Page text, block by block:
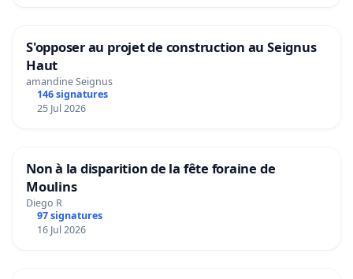
S'opposer au projet de construction au Seignus
Haut
amandine Seignus
146 signatures
25 Jul 2026
Non à la disparition de la fête foraine de
Moulins
Diego R
97 signatures
16 Jul 2026